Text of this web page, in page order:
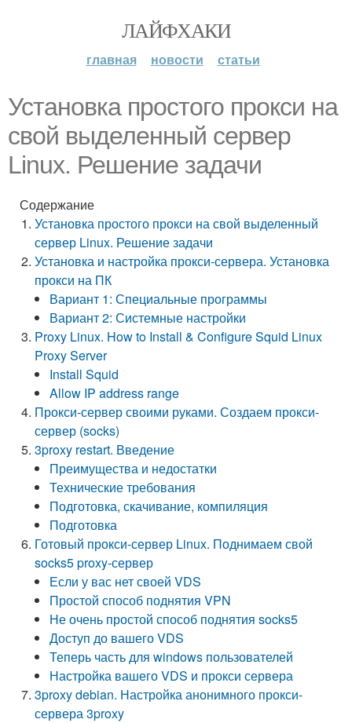
ЛАЙФХАКИ
главная новости статьи
Установка простого прокси на
свой выделенный сервер
Linux. Решение задачи
Содержание
Установка простого прокси на свой выделенный
сервер Linux. Решение задачи
Установка и настройка прокси-сервера. Установка
прокси на ПК
Вариант 1: Специальные программы
Вариант 2: Системные настройки
Proxy Linux. How to Install & Configure Squid Linux
Proxy Server
Install Squid
Allow IP address range
Прокси-сервер своими руками. Создаем прокси-
сервер (socks)
3proxy restart. Введение
Преимущества и недостатки
Технические требования
Подготовка, скачивание, компиляция
Подготовка
Готовый прокси-сервер Linux. Поднимаем свой
socks5 proxy-сервер
Если у вас нет своей VDS
Простой способ поднятия VPN
Не очень простой способ поднятия socks5
Доступ до вашего VDS
Теперь часть для windows пользователей
Настройка вашего VDS и прокси сервера
3proxy debian. Настройка анонимного прокси-
сервера 3proxy